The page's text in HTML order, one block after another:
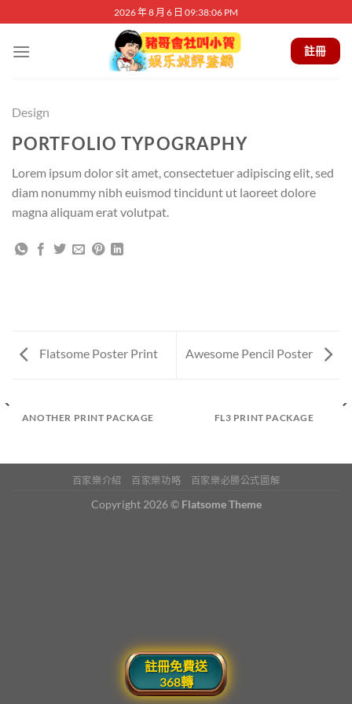
to
content
2026 年 8 月 6 日 09:38:06 PM
註冊
Design
PORTFOLIO TYPOGRAPHY
Lorem ipsum dolor sit amet, consectetuer adipiscing elit, sed
diam nonummy nibh euismod tincidunt ut laoreet dolore
magna aliquam erat volutpat.
Flatsome Poster Print Awesome Pencil Poster
ANOTHER PRINT PACKAGE FL3 PRINT PACKAGE
百家樂介紹 百家樂功略 百家樂必勝公式圖解
Copyright 2026 © Flatsome Theme
註冊免費送
368轉